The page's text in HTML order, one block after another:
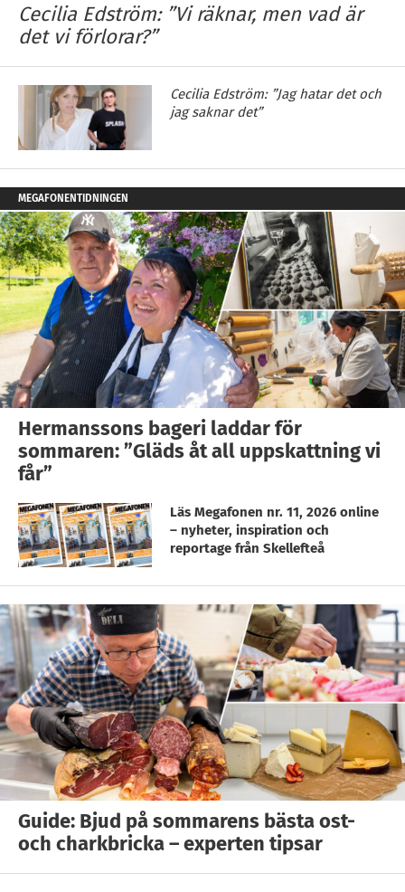
Cecilia Edström: ”Vi räknar, men vad är
det vi förlorar?”
Cecilia Edström: ”Jag hatar det och
jag saknar det”
MEGAFONENTIDNINGEN
Hermanssons bageri laddar för
sommaren: ”Gläds åt all uppskattning vi
får”
Läs Megafonen nr. 11, 2026 online
– nyheter, inspiration och
reportage från Skellefteå
Guide: Bjud på sommarens bästa ost-
och charkbricka – experten tipsar